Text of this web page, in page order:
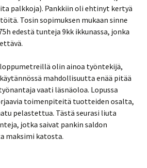
palkkoja). Pankkiin oli ehtinyt kertyä
Tosin sopimuksen mukaan sinne
edestä tunteja 9kk ikkunassa, jonka
olin ainoa työntekijä,
mahdollisuutta enää pitää
vaati läsnäoloa. Lopussa
toimenpiteitä tuotteiden osalta,
pelastettua. Tästä seurasi liuta
jotka saivat pankin saldon
maksimi katosta.